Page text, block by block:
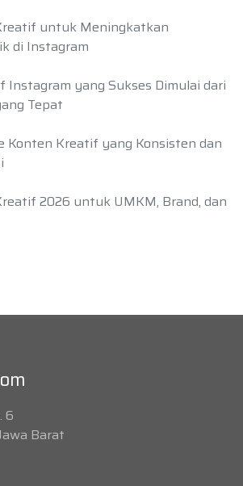
untuk Meningkatkan
di Instagram
Instagram yang Sukses Dimulai dari
Tepat
Konten Kreatif yang Konsisten dan
2026 untuk UMKM, Brand, dan
6
Barat